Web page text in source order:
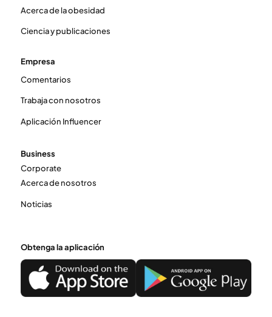
Acerca de la obesidad
Ciencia y publicaciones
Empresa
Comentarios
Trabaja con nosotros
Aplicación Influencer
Business
Corporate
Acerca de nosotros
Noticias
Obtenga la aplicación